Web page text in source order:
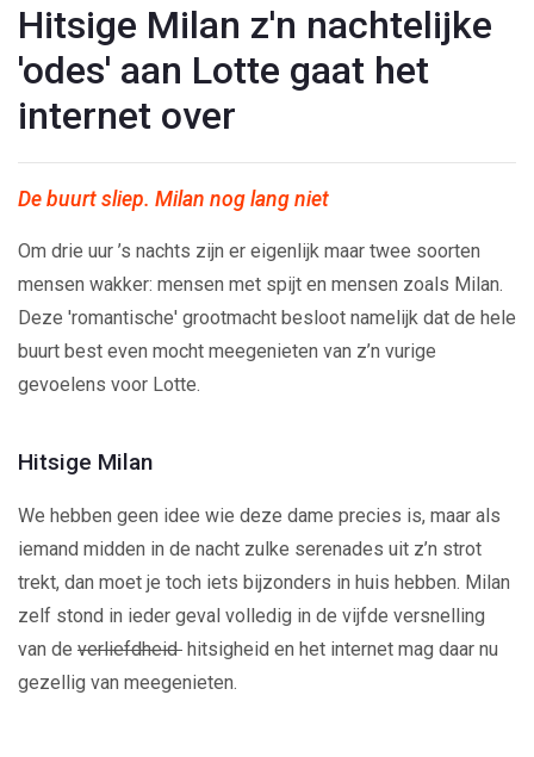
Hitsige Milan z'n nachtelijke
'odes' aan Lotte gaat het
internet over
De buurt sliep. Milan nog lang niet
Om drie uur ’s nachts zijn er eigenlijk maar twee soorten
mensen wakker: mensen met spijt en mensen zoals Milan.
Deze 'romantische' grootmacht besloot namelijk dat de hele
buurt best even mocht meegenieten van z’n vurige
gevoelens voor Lotte.
Hitsige Milan
We hebben geen idee wie deze dame precies is, maar als
iemand midden in de nacht zulke serenades uit z’n strot
trekt, dan moet je toch iets bijzonders in huis hebben. Milan
zelf stond in ieder geval volledig in de vijfde versnelling
van de verliefdheid hitsigheid en het internet mag daar nu
gezellig van meegenieten.